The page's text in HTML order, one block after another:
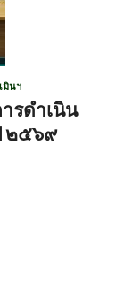
มินฯ
รดำเนิน
๒๕๖๙